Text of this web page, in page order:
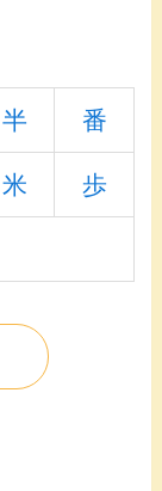
半 番
米 歩